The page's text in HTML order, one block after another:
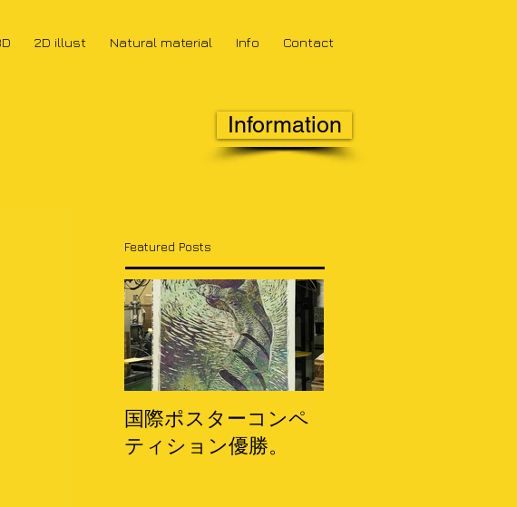
Information
2D illust Natural material Info Contact
Featured Posts
国際ポスターコンペ
ティション優勝。